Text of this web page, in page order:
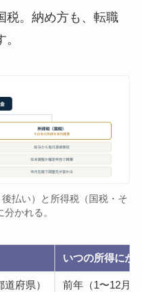
税。納め方も、転職
払い）と所得税（国税・そ
かれる。
いつの所得にか
府県） 前年（1〜12月